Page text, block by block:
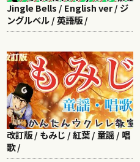
Jingle Bells / English ver / ジ
ングルベル / 英語版 /
改訂版 / もみじ / 紅葉 / 童謡 / 唱
歌 /